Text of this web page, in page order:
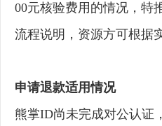
00元核验费用的情况，特
流程说明，资源方可根据
申请退款适用情况
熊掌ID尚未完成对公认证